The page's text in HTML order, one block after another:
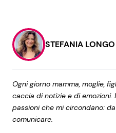
STEFANIA LONGO
Ogni giorno mamma, moglie,
caccia di notizie e di
passioni che mi circondano:
comunicare.